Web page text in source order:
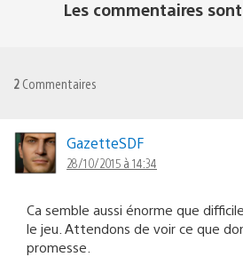
Les commentaires
2 Commentaires
GazetteSDF
28/10/2015 à 14:34
Ca semble aussi énorme que
le jeu. Attendons de voir ce que
promesse.